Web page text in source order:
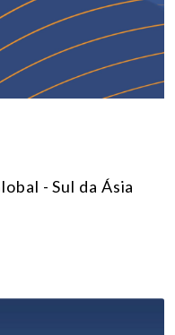
- Sul da Ásia